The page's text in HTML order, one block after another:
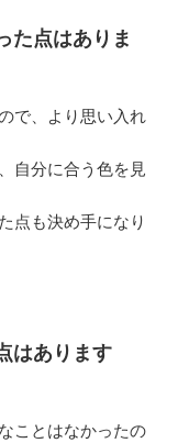
た点はありま
で、より思い入れ
自分に合う色を見
点も決め手になり
はあります
ことはなかったの